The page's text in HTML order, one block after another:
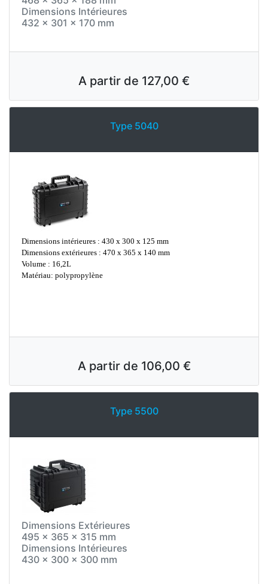
Dimensions Intérieures
432 x 301 x 170 mm
A partir de 127,00 €
Type 5040
Dimensions intérieures : 430 x 300 x 125 mm
Dimensions extérieures : 470 x 365 x 140 mm
Volume : 16,2L
Matériau: polypropylène
A partir de 106,00 €
Type 5500
Dimensions Extérieures
495 x 365 x 315 mm
Dimensions Intérieures
430 x 300 x 300 mm